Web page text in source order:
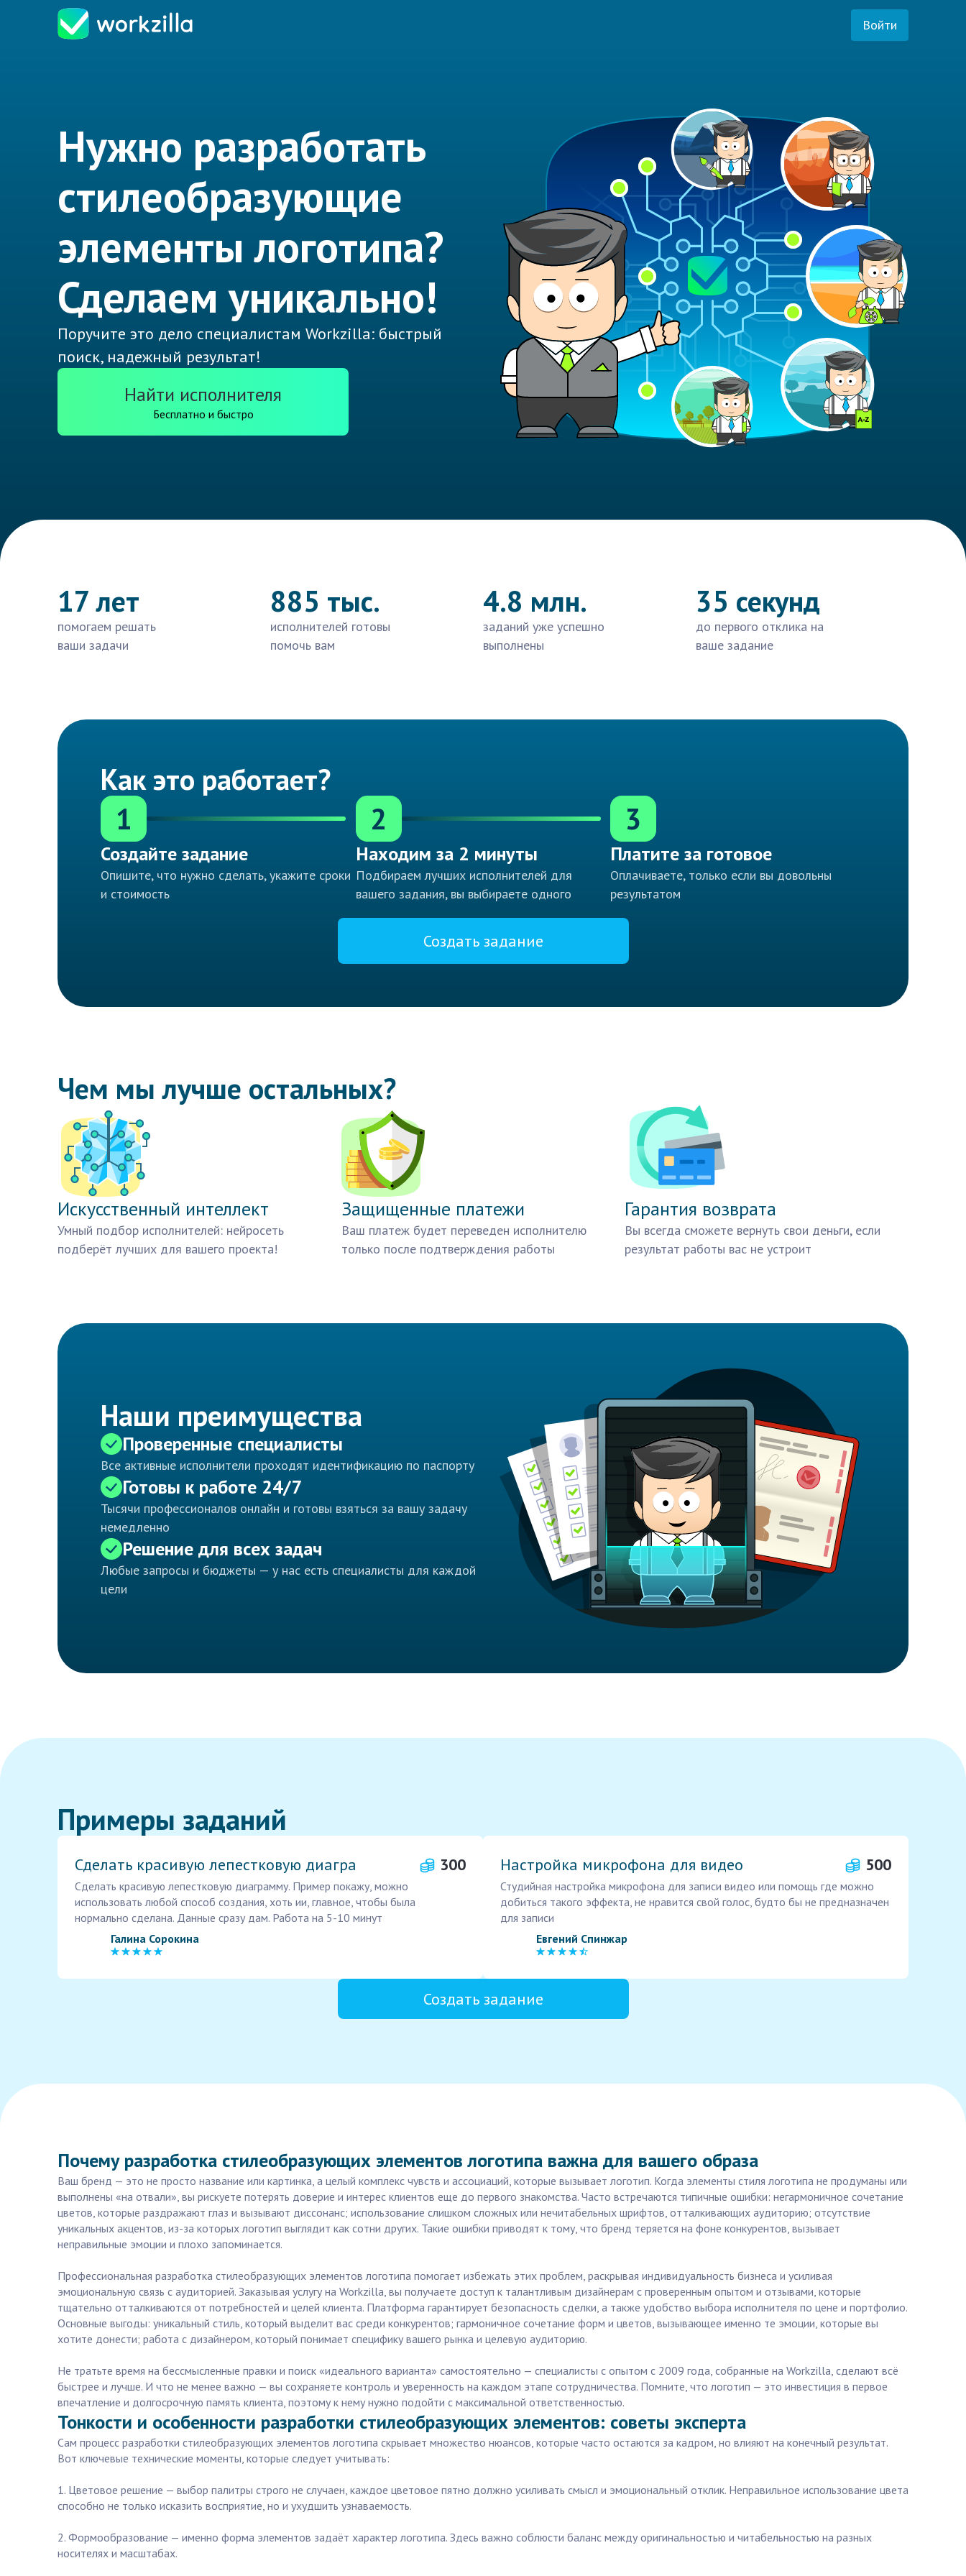
Войти
Нужно разработать
стилеобразующие
элементы логотипа?
Сделаем уникально!
Поручите это дело специалистам Workzilla: быстрый
поиск, надежный результат!
Найти исполнителя
Бесплатно и быстро
17 лет
помогаем решать
ваши задачи
885 тыс.
исполнителей готовы
помочь вам
4.8 млн.
заданий уже успешно
выполнены
35 секунд
до первого отклика на
ваше задание
Как это работает?
1
Создайте задание
Опишите, что нужно сделать, укажите сроки
и стоимость
2
Находим за 2 минуты
Подбираем лучших исполнителей для
вашего задания, вы выбираете одного
3
Платите за готовое
Оплачиваете, только если вы довольны
результатом
Создать задание
Чем мы лучше остальных?
Искусственный интеллект
Умный подбор исполнителей: нейросеть
подберёт лучших для вашего проекта!
Защищенные платежи
Ваш платеж будет переведен исполнителю
только после подтверждения работы
Гарантия возврата
Вы всегда сможете вернуть свои деньги, если
результат работы вас не устроит
Наши преимущества
Проверенные специалисты
Все активные исполнители проходят идентификацию по паспорту
Готовы к работе 24/7
Тысячи профессионалов онлайн и готовы взяться за вашу задачу
немедленно
Решение для всех задач
Любые запросы и бюджеты — у нас есть специалисты для каждой
цели
Примеры заданий
Сделать красивую лепестковую диагра 300
Сделать красивую лепестковую диаграмму. Пример покажу, можно
использовать любой способ создания, хоть ии, главное, чтобы была
нормально сделана. Данные сразу дам. Работа на 5-10 минут
Галина Сорокина
Настройка микрофона для видео 500
Студийная настройка микрофона для записи видео или помощь где можно
добиться такого эффекта, не нравится свой голос, будто бы не предназначен
для записи
Евгений Спинжар
Создать задание
Почему разработка стилеобразующих элементов логотипа важна для вашего образа
Ваш бренд — это не просто название или картинка, а целый комплекс чувств и ассоциаций, которые вызывает логотип. Когда элементы стиля логотипа не продуманы или
выполнены «на отвали», вы рискуете потерять доверие и интерес клиентов еще до первого знакомства. Часто встречаются типичные ошибки: негармоничное сочетание
цветов, которые раздражают глаз и вызывают диссонанс; использование слишком сложных или нечитабельных шрифтов, отталкивающих аудиторию; отсутствие
уникальных акцентов, из-за которых логотип выглядит как сотни других. Такие ошибки приводят к тому, что бренд теряется на фоне конкурентов, вызывает
неправильные эмоции и плохо запоминается.
Профессиональная разработка стилеобразующих элементов логотипа помогает избежать этих проблем, раскрывая индивидуальность бизнеса и усиливая
эмоциональную связь с аудиторией. Заказывая услугу на Workzilla, вы получаете доступ к талантливым дизайнерам с проверенным опытом и отзывами, которые
тщательно отталкиваются от потребностей и целей клиента. Платформа гарантирует безопасность сделки, а также удобство выбора исполнителя по цене и портфолио.
Основные выгоды: уникальный стиль, который выделит вас среди конкурентов; гармоничное сочетание форм и цветов, вызывающее именно те эмоции, которые вы
хотите донести; работа с дизайнером, который понимает специфику вашего рынка и целевую аудиторию.
Не тратьте время на бессмысленные правки и поиск «идеального варианта» самостоятельно — специалисты с опытом с 2009 года, собранные на Workzilla, сделают всё
быстрее и лучше. И что не менее важно — вы сохраняете контроль и уверенность на каждом этапе сотрудничества. Помните, что логотип — это инвестиция в первое
впечатление и долгосрочную память клиента, поэтому к нему нужно подойти с максимальной ответственностью.
Тонкости и особенности разработки стилеобразующих элементов: советы эксперта
Сам процесс разработки стилеобразующих элементов логотипа скрывает множество нюансов, которые часто остаются за кадром, но влияют на конечный результат.
Вот ключевые технические моменты, которые следует учитывать:
1. Цветовое решение — выбор палитры строго не случаен, каждое цветовое пятно должно усиливать смысл и эмоциональный отклик. Неправильное использование цвета
способно не только исказить восприятие, но и ухудшить узнаваемость.
2. Формообразование — именно форма элементов задаёт характер логотипа. Здесь важно соблюсти баланс между оригинальностью и читабельностью на разных
носителях и масштабах.